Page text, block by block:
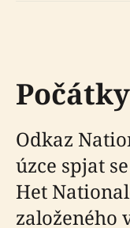
Odkaz
úzce spjat
Het
založeného